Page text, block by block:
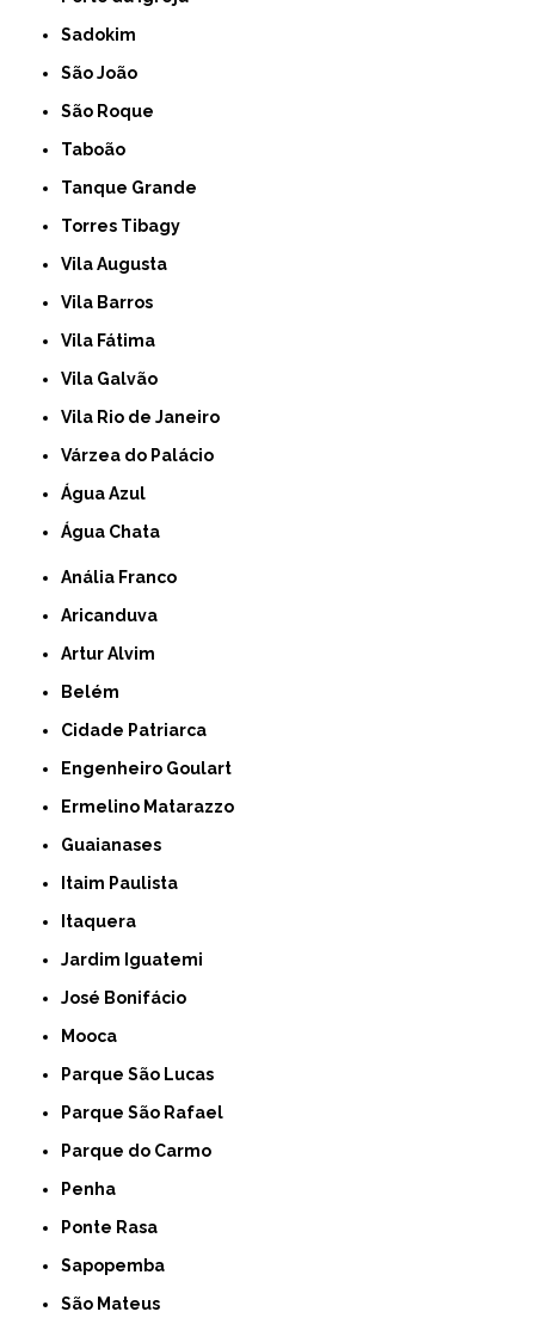
Sadokim
São João
São Roque
Taboão
Tanque Grande
Torres Tibagy
Vila Augusta
Vila Barros
Vila Fátima
Vila Galvão
Vila Rio de Janeiro
Várzea do Palácio
Água Azul
Água Chata
Anália Franco
Aricanduva
Artur Alvim
Belém
Cidade Patriarca
Engenheiro Goulart
Ermelino Matarazzo
Guaianases
Itaim Paulista
Itaquera
Jardim Iguatemi
José Bonifácio
Mooca
Parque São Lucas
Parque São Rafael
Parque do Carmo
Penha
Ponte Rasa
Sapopemba
São Mateus